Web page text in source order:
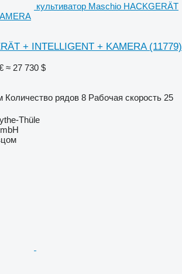
культиватор Maschio HACKGERÄT
+ INTELLIGENT + KAMERA (11779)
≈ 27 730 $
Количество рядов 8 Рабочая скорость 25
Thüle